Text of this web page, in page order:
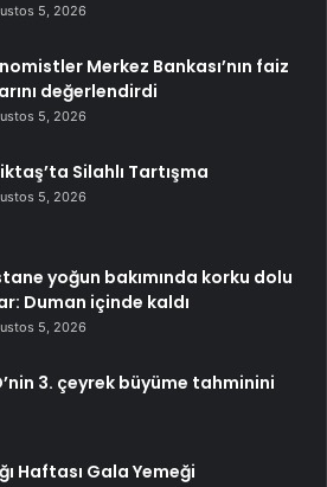
5, 2026
Merkez Bankası’nın faiz
değerlendirdi
5, 2026
Silahlı Tartışma
5, 2026
yoğun bakımında korku dolu
Duman içinde kaldı
5, 2026
3. çeyrek büyüme tahminini
Haftası Gala Yemeği